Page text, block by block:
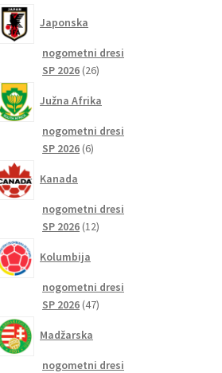
Japonska
nogometni dresi
SP 2026 2626
Južna Afrika
nogometni dresi
SP 2026 66
Kanada
nogometni dresi
SP 2026 1212
Kolumbija
nogometni dresi
SP 2026 4747
Madžarska
nogometni dresi